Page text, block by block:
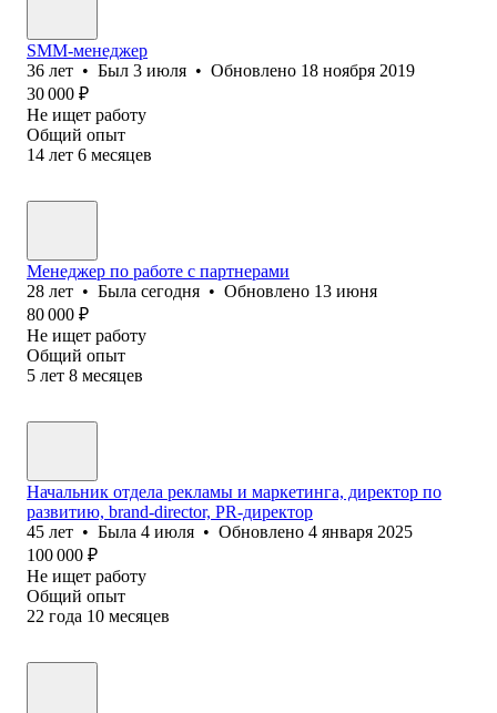
SMM-менеджер
36 лет • Был 3 июля • Обновлено 18 ноября 2019
30 000 ₽
Не ищет работу
Общий опыт
14 лет 6 месяцев
Менеджер по работе с партнерами
28 лет • Была сегодня • Обновлено 13 июня
80 000 ₽
Не ищет работу
Общий опыт
5 лет 8 месяцев
Начальник отдела рекламы и маркетинга, директор по
развитию, brand-director, PR-директор
45 лет • Была 4 июля • Обновлено 4 января 2025
100 000 ₽
Не ищет работу
Общий опыт
22 года 10 месяцев